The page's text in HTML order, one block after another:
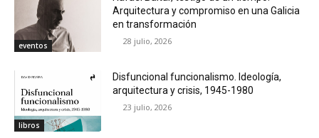
eventos
Arquitectura y compromiso en una Galicia
en transformación
28 julio, 2026
libros
Disfuncional funcionalismo. Ideología,
arquitectura y crisis, 1945-1980
23 julio, 2026